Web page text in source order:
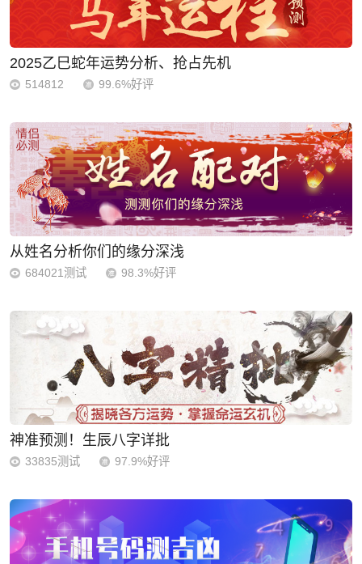
2025乙巳蛇年运势分析、抢占先机
514812 99.6%好评
从姓名分析你们的缘分深浅
684021测试 98.3%好评
神准预测！生辰八字详批
33835测试 97.9%好评